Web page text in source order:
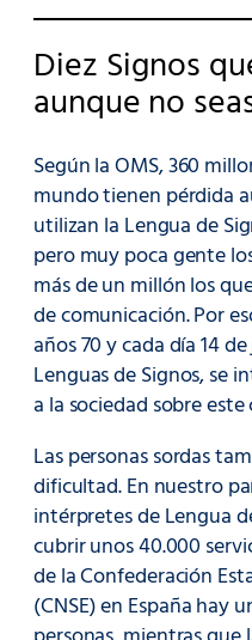
Diez Signos
aunque no
Según la OMS, 360
mundo tienen pérdida
utilizan la Lengua de
pero muy poca gente
más de un millón los
de comunicación. Por
años 70 y cada día 14
Lenguas de Signos, se
a la sociedad sobre
Las personas sordas
dificultad. En nuestro
intérpretes de Lengua
cubrir unos 40.000
de la Confederación
(CNSE) en España hay